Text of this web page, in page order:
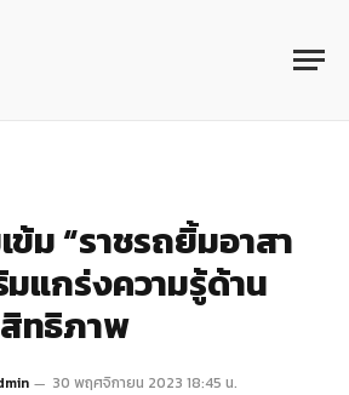
ข้ม “ราชรถยิ้มอาสา
มแกร่งความรู้ด้าน
ทธิภาพ
30 พฤศจิกายน 2023 18:45 น.